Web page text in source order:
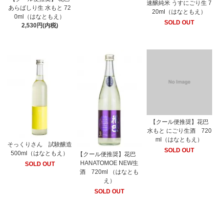
あらばしり生 水もと 72
0ml（はなともえ）
2,530円(内税)
速醸純米 うすにごり生 7
20ml（はなともえ）
SOLD OUT
そっくりさん 試験醸造
500ml（はなともえ）
SOLD OUT
【クール便推奨】花巴
HANATOMOE NEW生
酒 720ml （はなとも
え）
SOLD OUT
【クール便推奨】花巴
水もと にごり生酒 720
ml（はなともえ）
SOLD OUT